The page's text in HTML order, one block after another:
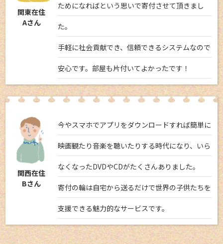
関東在住
Aさん
ためになればという思いで寄付させて頂きまし
た。
手軽に社会貢献でき、信頼できるシステムなので
安心です。部屋も片付いてよかったです！
関西在住
Bさん
今やスマホでアプリをダウンロードすれば簡単に
映画観たり音楽を聴いたりする時代になり、いら
なくなったDVDやCDがたくさんありました。
寄付の輪は自宅から送るだけで世界の子供たちを
支援できる魅力的なサービスです。